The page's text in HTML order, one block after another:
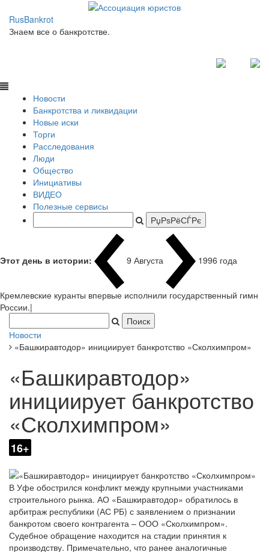
RusBankrot
Знаем все о банкротстве.
Новости
Банкротства и ликвидации
Новые иски
Торги
Расследования
Люди
Общество
Инициативы
ВИДЕО
Полезные сервисы
Этот день в истории: 9 Августа 1996 года
Кремлевские куранты впервые исполнили государственный гимн
России.|
Новости
«Башкиравтодор» инициирует банкротство «Сколхимпром»
«Башкиравтодор»
инициирует банкротство
«Сколхимпром»
16+
В Уфе обострился конфликт между крупными участниками
строительного рынка. АО «Башкиравтодор» обратилось в
арбитраж республики (АС РБ) с заявлением о признании
банкротом своего контрагента – ООО «Сколхимпром».
Судебное обращение находится на стадии принятия к
производству. Примечательно, что ранее аналогичные